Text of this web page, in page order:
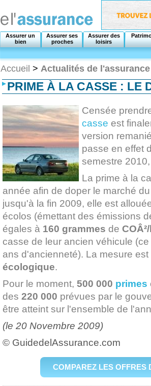
Assurer un
bien
Assurer ses
proches
Assurer des
loisirs
Accueil > Actualités de l'assurance
PRIME À LA CASSE : LE
Censée
casse est
version
passe en effet
semestre
La prime à la
année afin de doper le marché
jusqu'à la fin 2009, elle est
écolos (émettant des émissions
égales à 160 grammes de
casse de leur ancien véhicule
ans d'ancienneté). La mesure
écologique.
Pour le moment, 500 000 primes
des 220 000 prévues par le
être atteint sur l'ensemble de
(le 20 Novembre 2009)
© GuidedelAssurance.com
COMPAREZ LES OFFRES